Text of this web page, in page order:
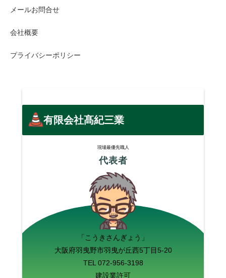
メールお問合せ
会社概要
プライバシーポリシー
有限会社髙紀三業
現場最優先職人
代表者
「こうきさんぎょう」
大阪府羽曳野市羽曳が丘西5丁目5-20
TEL 072-956-3198
建設業許可